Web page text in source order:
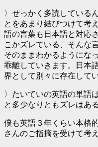
〉せっかく多読している
とをあまり結びつけて考
語の言葉も日本語と対応
こかズレている、そんな
そのままわかるようにな
乖離していきます。日本
界として別々に存在して
〉たいていの英語の単語
と多少なりともズレはあ
僕も英語３年くらい本格
さんのご指摘を受けて考